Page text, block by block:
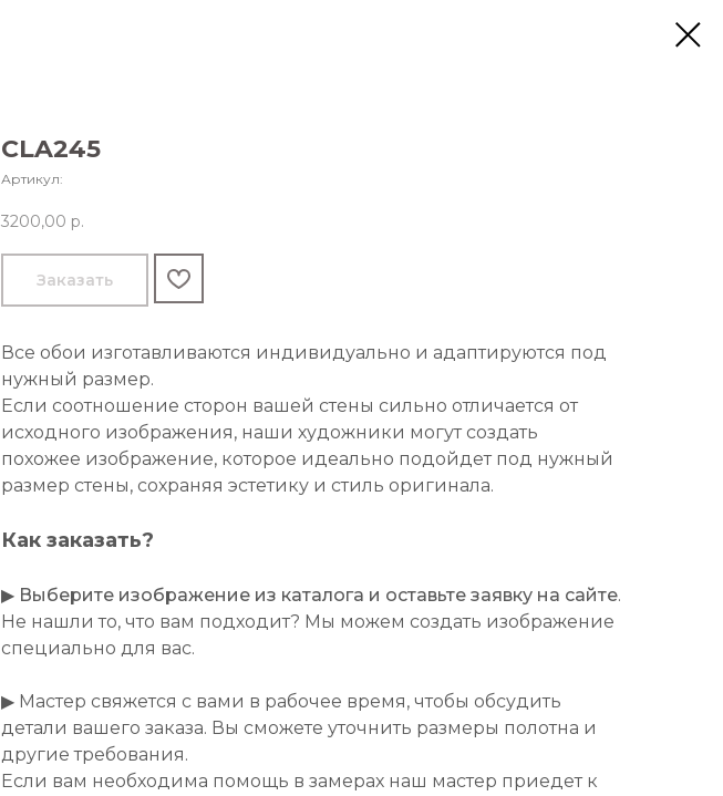
CLA245
Артикул:
3200,00 р.
Заказать
Все обои изготавливаются индивидуально и адаптируются под
нужный размер.
Если соотношение сторон вашей стены сильно отличается от
исходного изображения, наши художники могут создать
похожее изображение, которое идеально подойдет под нужный
размер стены, сохраняя эстетику и стиль оригинала.
Как заказать?
▶ Выберите изображение из каталога и оставьте заявку на сайте.
Не нашли то, что вам подходит? Мы можем создать изображение
специально для вас.
▶ Мастер свяжется с вами в рабочее время, чтобы обсудить
детали вашего заказа. Вы сможете уточнить размеры полотна и
другие требования.
Если вам необходима помощь в замерах наш мастер приедет к